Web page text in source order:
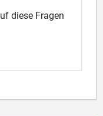
diese Fragen